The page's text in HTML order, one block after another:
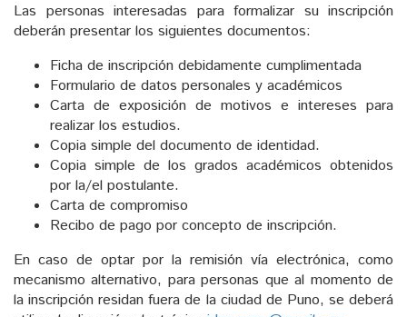
Las personas interesadas para formalizar su inscripción
deberán presentar los siguientes documentos:
Ficha de inscripción debidamente cumplimentada
Formulario de datos personales y académicos
Carta de exposición de motivos e intereses para
realizar los estudios.
Copia simple del documento de identidad.
Copia simple de los grados académicos obtenidos
por la/el postulante.
Carta de compromiso
Recibo de pago por concepto de inscripción.
En caso de optar por la remisión vía electrónica, como
mecanismo alternativo, para personas que al momento de
la inscripción residan fuera de la ciudad de Puno, se deberá